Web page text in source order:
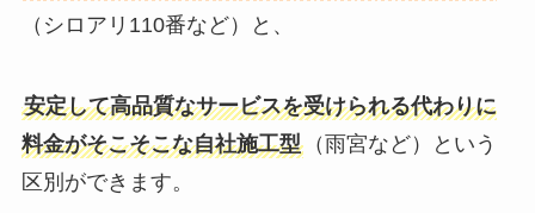
（シロアリ110番など）と、
安定して高品質なサービスを受けられる代わりに
料金がそこそこな自社施工型（雨宮など）という
区別ができます。